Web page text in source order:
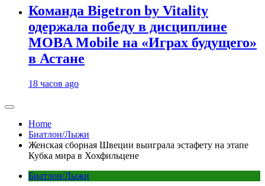
Команда Bigetron by Vitality
одержала победу в дисциплине
MOBA Mobile на «Играх будущего»
в Астане
18 часов ago
Home
Биатлон/Лыжи
Женская сборная Швеции выиграла эстафету на этапе
Кубка мира в Хохфильцене
Биатлон/Лыжи